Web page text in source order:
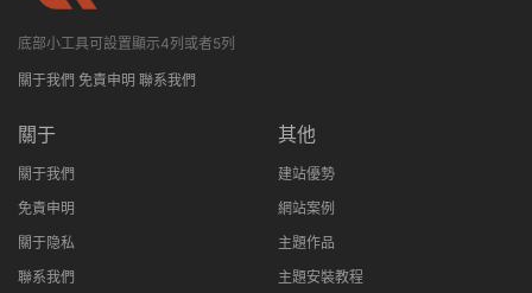
底部小工具可設置顯示4列或者5列
關于我們 免責申明 聯系我們
關于
關于我們
免責申明
關于隐私
聯系我們
其他
建站優勢
網站案例
主題作品
主題安裝教程